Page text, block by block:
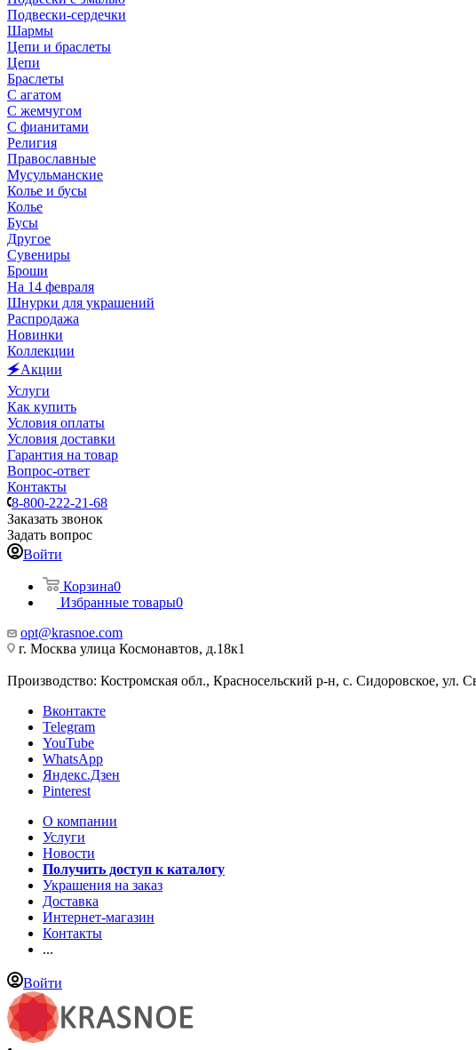
Подвески-сердечки
Шармы
Цепи и браслеты
Цепи
Браслеты
С агатом
С жемчугом
С фианитами
Религия
Православные
Мусульманские
Колье и бусы
Колье
Бусы
Другое
Сувениры
Броши
На 14 февраля
Шнурки для украшений
Распродажа
Новинки
Коллекции
🗲Акции
Услуги
Как купить
Условия оплаты
Условия доставки
Гарантия на товар
Вопрос-ответ
Контакты
8-800-222-21-68
Заказать звонок
Задать вопрос
Войти
Корзина0
Избранные товары0
opt@krasnoe.com
г. Москва улица Космонавтов, д.18к1
Производство: Костромская обл., Красносельский р-н, с. Сидоровское, ул.
Вконтакте
Telegram
YouTube
WhatsApp
Яндекс.Дзен
Pinterest
О компании
Услуги
Новости
Получить доступ к каталогу
Украшения на заказ
Доставка
Интернет-магазин
Контакты
...
Войти